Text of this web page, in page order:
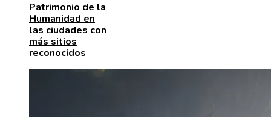
Patrimonio de la
Humanidad en
las ciudades con
más sitios
reconocidos